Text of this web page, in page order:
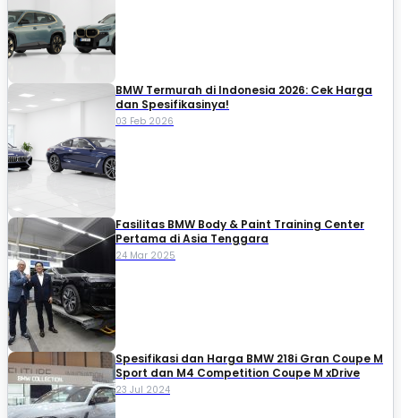
BMW Termurah di Indonesia 2026: Cek Harga
dan Spesifikasinya!
03 Feb 2026
Fasilitas BMW Body & Paint Training Center
Pertama di Asia Tenggara
24 Mar 2025
Spesifikasi dan Harga BMW 218i Gran Coupe M
Sport dan M4 Competition Coupe M xDrive
23 Jul 2024